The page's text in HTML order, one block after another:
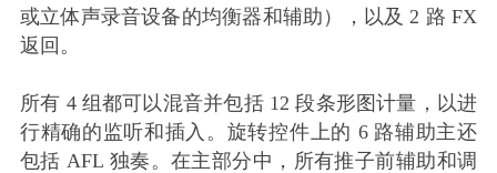
或立体声录音设备的均衡器和辅助），以及 2 路 FX
返回。
所有 4 组都可以混音并包括 12 段条形图计量，以进
行精确的监听和插入。旋转控件上的 6 路辅助主还
包括 AFL 独奏。在主部分中，所有推子前辅助和调